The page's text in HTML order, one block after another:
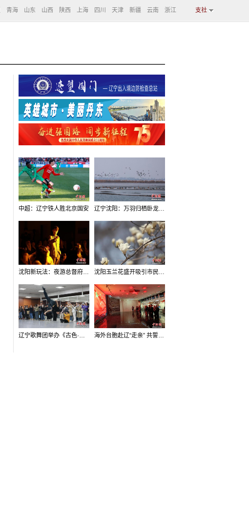
青海 山东 山西 陕西 上海 四川 天津 新疆 云南 浙江 支社
中超：辽宁铁人胜北京国安 辽宁沈阳：万羽归栖卧龙湖看群鸟齐飞
沈阳新玩法：夜游总督府，当一回“赴宴者” 沈阳玉兰花盛开吸引市民打卡
辽宁歌舞团举办《古色·国宝辽宁》排练开放日活动 海外台胞赴辽“走亲” 共誓“和平初心”